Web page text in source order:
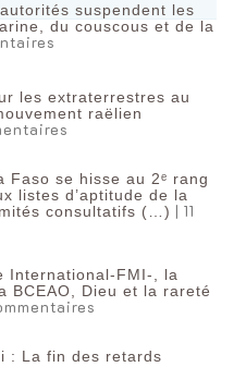
suspendent les
du couscous et de la
les extraterrestres au
raëlien
Faso se hisse au 2ᵉ rang
listes d’aptitude de la
consultatifs (…) | 11
International-FMI-, la
BCEAO, Dieu et la rareté
: La fin des retards